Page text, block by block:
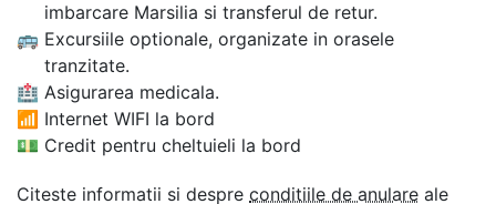
imbarcare Marsilia si transferul de retur.
🚌 Excursiile optionale, organizate in orasele
tranzitate.
🏥 Asigurarea medicala.
📶 Internet WIFI la bord
💵 Credit pentru cheltuieli la bord
Citeste informatii si despre conditiile de anulare ale